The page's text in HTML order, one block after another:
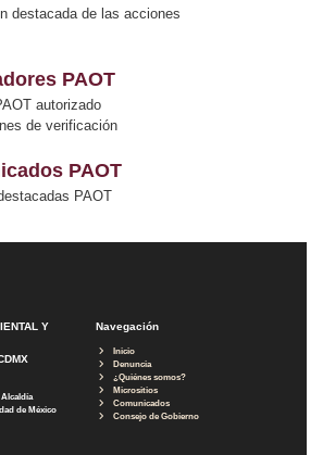
destacada de las acciones
PAOT
autorizado
de verificación
PAOT
PAOT
Y
Alcaldía
de México
Navegación
Inicio
Denuncia
¿Quiénes somos?
Micrositios
Comunicados
Consejo de Gobierno